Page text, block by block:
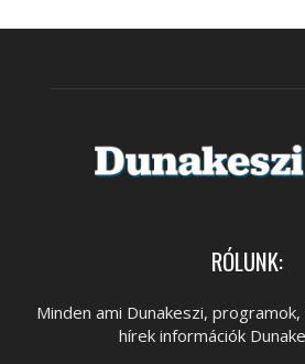
RÓLUNK:
Minden ami Dunakeszi,
hírek információk